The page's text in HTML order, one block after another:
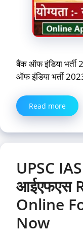
बैंक ऑफ इंडिया
ऑफ इंडिया भर्ती
Read more
UPSC
आईएफएस
Online
Now